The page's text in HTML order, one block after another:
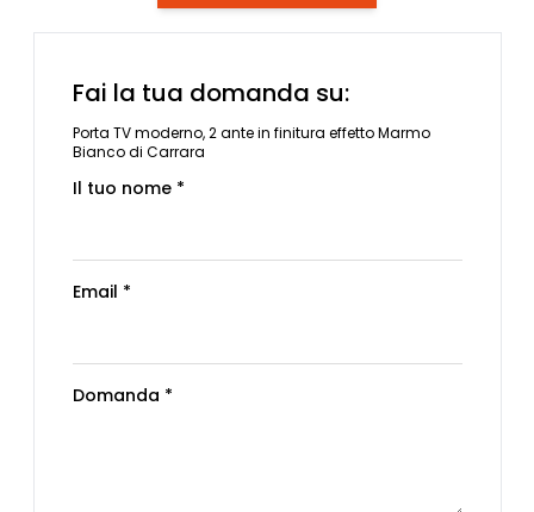
Fai la tua domanda su:
Porta TV moderno, 2 ante in finitura effetto Marmo
Bianco di Carrara
Il tuo nome *
Email *
Domanda *